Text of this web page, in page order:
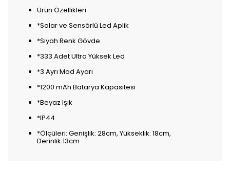
Ürün Özellikleri:
*Solar ve Sensörlü Led Aplik
*Siyah Renk Gövde
*333 Adet Ultra Yüksek Led
*3 Ayrı Mod Ayarı
*1200 mAh Batarya Kapasitesi
*Beyaz Işık
*IP44
*Ölçüleri: Genişlik: 28cm, Yükseklik: 18cm,
Derinlik:13cm